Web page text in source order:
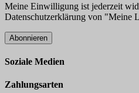
Meine Einwilligung ist jederzeit
Datenschutzerklärung von "Meine
Abonnieren
Soziale Medien
Zahlungsarten